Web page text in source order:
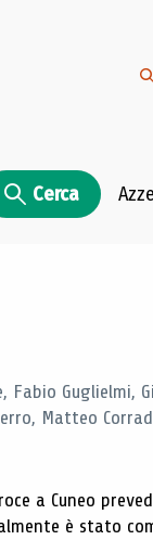
Cerca
Fabio Guglielmi,
Matteo
a Cuneo
è stato